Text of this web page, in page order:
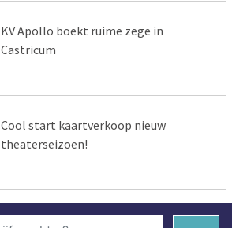
KV Apollo boekt ruime zege in
Castricum
Cool start kaartverkoop nieuw
theaterseizoen!